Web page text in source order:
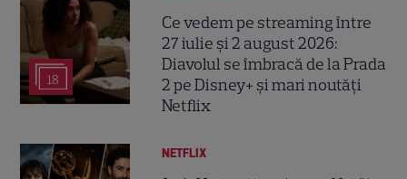
18
Ce vedem pe streaming între
27 iulie și 2 august 2026:
Diavolul se îmbracă de la Prada
2 pe Disney+ și mari noutăți
Netflix
NETFLIX